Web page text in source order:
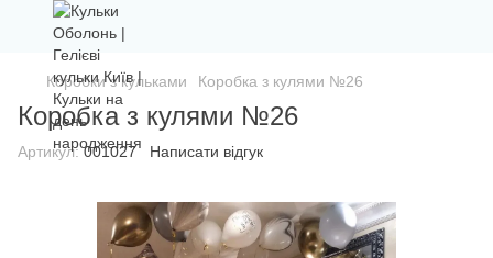
Коробки з кульками Коробка з кулями №26
Коробка з кулями №26
Артикул:001027 Написати відгук